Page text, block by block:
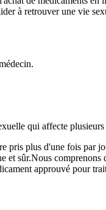
à retrouver une vie
qui affecte
pris plus d'une fois par
sûr.Nous
approuvé pour